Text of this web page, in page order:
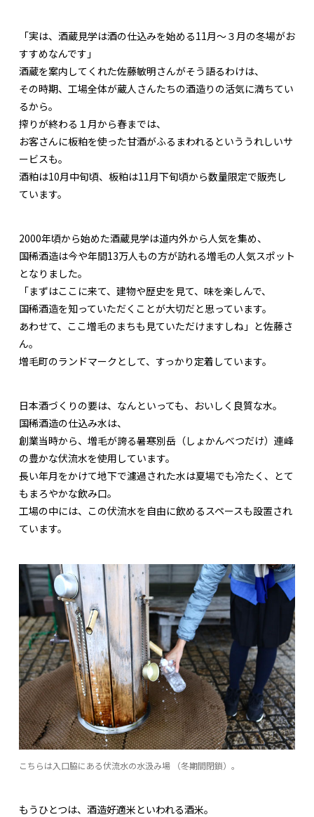
「実は、酒蔵見学は酒の仕込みを始める11月〜３月の冬場がお
すすめなんです」
酒蔵を案内してくれた佐藤敏明さんがそう語るわけは、
その時期、工場全体が蔵人さんたちの酒造りの活気に満ちてい
るから。
搾りが終わる１月から春までは、
お客さんに板粕を使った甘酒がふるまわれるといううれしいサ
ービスも。
酒粕は10月中旬頃、板粕は11月下旬頃から数量限定で販売し
ています。
2000年頃から始めた酒蔵見学は道内外から人気を集め、
国稀酒造は今や年間13万人もの方が訪れる増毛の人気スポット
となりました。
「まずはここに来て、建物や歴史を見て、味を楽しんで、
国稀酒造を知っていただくことが大切だと思っています。
あわせて、ここ増毛のまちも見ていただけますしね」と佐藤さ
ん。
増毛町のランドマークとして、すっかり定着しています。
日本酒づくりの要は、なんといっても、おいしく良質な水。
国稀酒造の仕込み水は、
創業当時から、増毛が誇る暑寒別岳（しょかんべつだけ）連峰
の豊かな伏流水を使用しています。
長い年月をかけて地下で濾過された水は夏場でも冷たく、とて
もまろやかな飲み口。
工場の中には、この伏流水を自由に飲めるスペースも設置され
ています。
こちらは入口脇にある伏流水の水汲み場 （冬期間閉鎖）。
もうひとつは、酒造好適米といわれる酒米。